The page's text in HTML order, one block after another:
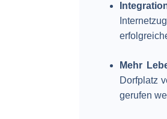
Mehr
Dorfplatz
gerufen